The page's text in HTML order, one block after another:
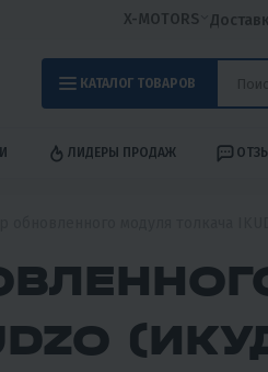
X-MOTORS
КАТАЛОГ ТОВАРОВ
ЛИДЕРЫ ПРОДАЖ